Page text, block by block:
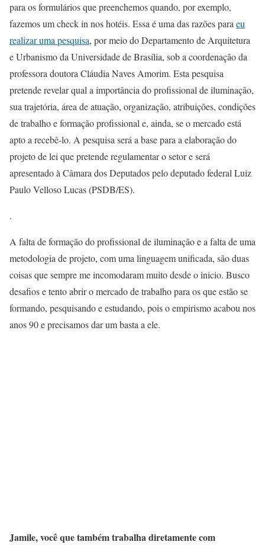
para os formulários que preenchemos quando, por exemplo,
fazemos um check in nos hotéis. Essa é uma das razões para eu
realizar uma pesquisa, por meio do Departamento de Arquitetura
e Urbanismo da Universidade de Brasília, sob a coordenação da
professora doutora Cláudia Naves Amorim. Esta pesquisa
pretende revelar qual a importância do profissional de iluminação,
sua trajetória, área de atuação, organização, atribuições, condições
de trabalho e formação profissional e, ainda, se o mercado está
apto a recebê-lo. A pesquisa será a base para a elaboração do
projeto de lei que pretende regulamentar o setor e será
apresentado à Câmara dos Deputados pelo deputado federal Luiz
Paulo Velloso Lucas (PSDB/ES).
.
A falta de formação do profissional de iluminação e a falta de uma
metodologia de projeto, com uma linguagem unificada, são duas
coisas que sempre me incomodaram muito desde o inicio. Busco
desafios e tento abrir o mercado de trabalho para os que estão se
formando, pesquisando e estudando, pois o empirismo acabou nos
anos 90 e precisamos dar um basta a ele.
Jamile, você que também trabalha diretamente com